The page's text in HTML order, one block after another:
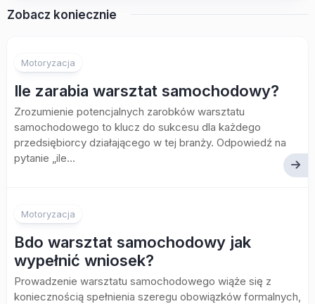
Zobacz koniecznie
Motoryzacja
Ile zarabia warsztat samochodowy?
Zrozumienie potencjalnych zarobków warsztatu
samochodowego to klucz do sukcesu dla każdego
przedsiębiorcy działającego w tej branży. Odpowiedź na
pytanie „ile...
Motoryzacja
Bdo warsztat samochodowy jak
wypełnić wniosek?
Prowadzenie warsztatu samochodowego wiąże się z
koniecznością spełnienia szeregu obowiązków formalnych,